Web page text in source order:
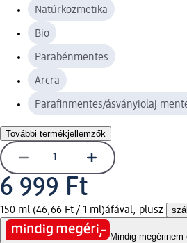
Natúrkozmetika
Bio
Parabénmentes
Arcra
Parafinmentes/ásványiolaj
További termékjellemzők
6 999 Ft
150 ml (46,66 Ft / 1 ml)áfával, plusz
Mindig megérinem